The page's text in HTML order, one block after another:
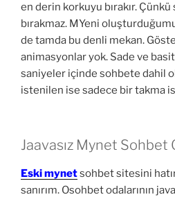
en derin korkuyu bırakır.
bırakmaz. MYeni
de tamda bu denli mekan.
animasyonlar yok. Sade ve
saniyeler içinde sohbete dahil
istenilen ise sadece bir takma
Jaavasız Mynet Sohbet
Eski mynetsohbet sitesini
sanırım. Osohbet odalarının